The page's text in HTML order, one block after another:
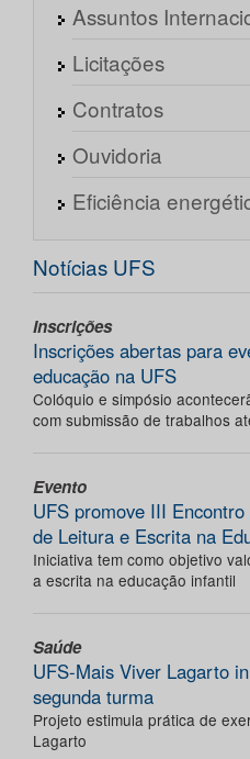
Assuntos
Licitações
Contratos
Ouvidoria
Eficiência
Notícias UFS
Inscrições
Inscrições abertas para
educação na UFS
Colóquio e simpósio
com submissão de trabalhos
Evento
UFS promove III
de Leitura e Escrita na
Iniciativa tem como objetivo
a escrita na educação infantil
Saúde
UFS-Mais Viver Lagarto
segunda turma
Projeto estimula prática de
Lagarto